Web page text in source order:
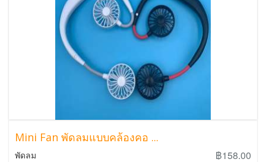
Mini Fan พัดลมแบบคล้องคอ ...
พัดลม ฿158.00